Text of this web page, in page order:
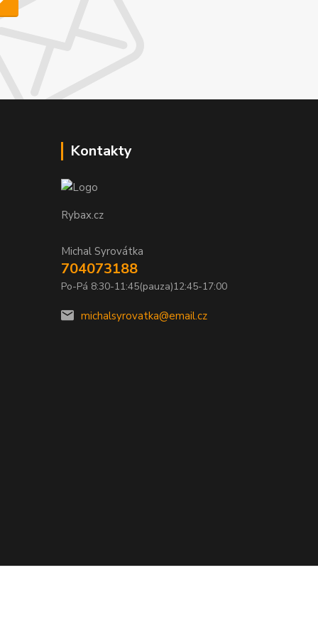
Kontakty
Rybax.cz
Michal Syrovátka
704073188
Po-Pá 8:30-11:45(pauza)12:45-17:00
michalsyrovatka@email.cz